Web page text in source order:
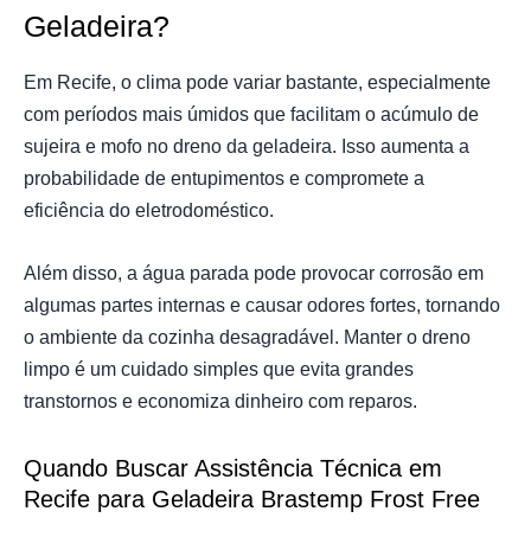
Geladeira?
Em Recife, o clima pode variar bastante, especialmente
com períodos mais úmidos que facilitam o acúmulo de
sujeira e mofo no dreno da geladeira. Isso aumenta a
probabilidade de entupimentos e compromete a
eficiência do eletrodoméstico.
Além disso, a água parada pode provocar corrosão em
algumas partes internas e causar odores fortes, tornando
o ambiente da cozinha desagradável. Manter o dreno
limpo é um cuidado simples que evita grandes
transtornos e economiza dinheiro com reparos.
Quando Buscar Assistência Técnica em
Recife para Geladeira Brastemp Frost Free